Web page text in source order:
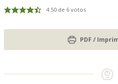
4.50de 6votos
PDF /